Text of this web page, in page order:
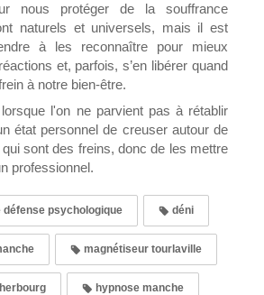
nous protéger de la souffrance
naturels et universels, mais il est
à les reconnaître pour mieux
et, parfois, s’en libérer quand
à notre bien-être.
l'on ne parvient pas à rétablir
état personnel de creuser autour de
sont des freins, donc de les mettre
professionnel.
défense psychologique déni
magnétiseur tourlaville
hypnose manche